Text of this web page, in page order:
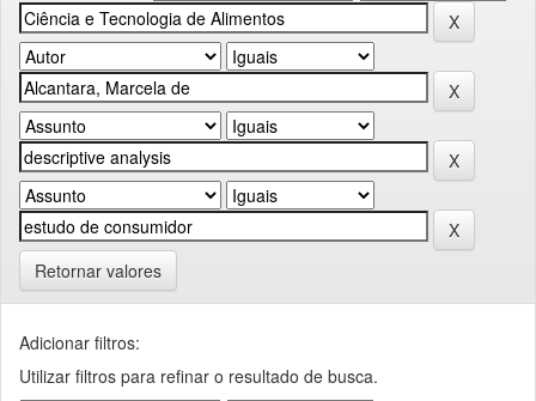
Retornar valores
Adicionar filtros:
Utilizar filtros para refinar o resultado de busca.